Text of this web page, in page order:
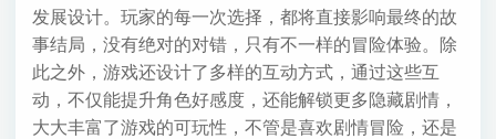
发展设计。玩家的每一次选择，都将直接影响最终的故
事结局，没有绝对的对错，只有不一样的冒险体验。除
此之外，游戏还设计了多样的互动方式，通过这些互
动，不仅能提升角色好感度，还能解锁更多隐藏剧情，
大大丰富了游戏的可玩性，不管是喜欢剧情冒险，还是